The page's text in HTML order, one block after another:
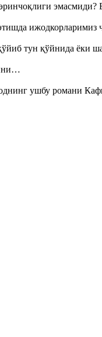
эмасмиди?
тун қўйнида ёки
ушбу романи